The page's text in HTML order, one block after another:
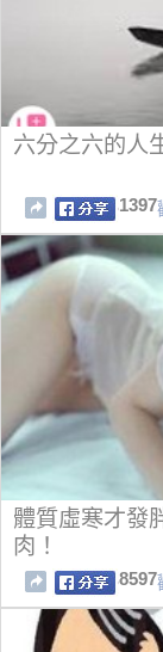
六分之六的人
1397
體質虛寒才發
肉！
8597